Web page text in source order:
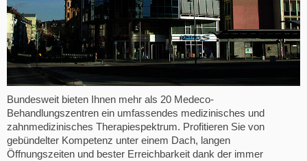
Bundesweit bieten Ihnen mehr als 20 Medeco-
Behandlungszentren ein umfassendes medizinisches und
zahnmedizinisches Therapiespektrum. Profitieren Sie von
gebündelter Kompetenz unter einem Dach, langen
Öffnungszeiten und bester Erreichbarkeit dank der immer